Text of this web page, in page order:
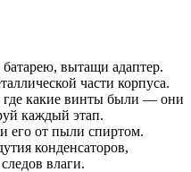
вытащи адаптер.
части корпуса.
где какие винты были — они
каждый этап.
его от пыли спиртом.
конденсаторов,
влаги.